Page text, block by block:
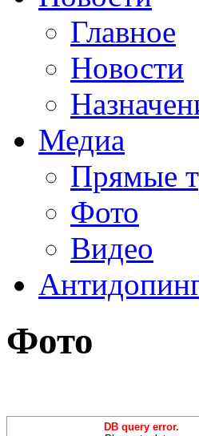
Главное
Новости
Медиа
Прямые
Фото
Видео
Фото
DB query error.